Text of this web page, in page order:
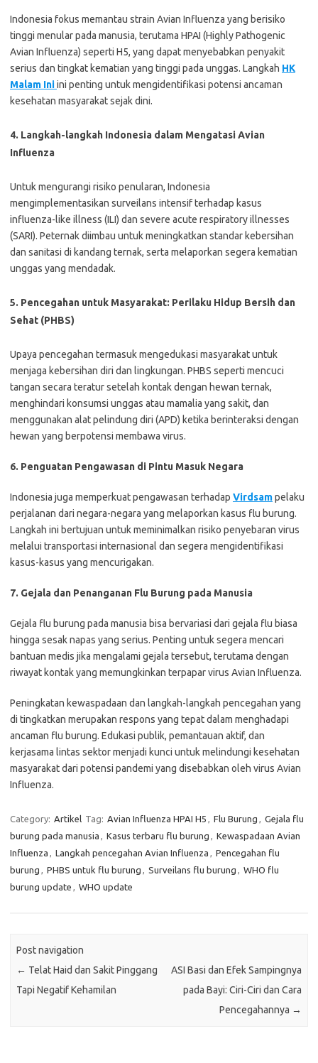
Indonesia fokus memantau strain Avian Influenza yang berisiko
tinggi menular pada manusia, terutama HPAI (Highly Pathogenic
Avian Influenza) seperti H5, yang dapat menyebabkan penyakit
serius dan tingkat kematian yang tinggi pada unggas. Langkah HK
Malam Iniini penting untuk mengidentifikasi potensi ancaman
kesehatan masyarakat sejak dini.
4. Langkah-langkah Indonesia dalam Mengatasi Avian
Influenza
Untuk mengurangi risiko penularan, Indonesia
mengimplementasikan surveilans intensif terhadap kasus
influenza-like illness (ILI) dan severe acute respiratory illnesses
(SARI). Peternak diimbau untuk meningkatkan standar kebersihan
dan sanitasi di kandang ternak, serta melaporkan segera kematian
unggas yang mendadak.
5. Pencegahan untuk Masyarakat: Perilaku Hidup Bersih dan
Sehat (PHBS)
Upaya pencegahan termasuk mengedukasi masyarakat untuk
menjaga kebersihan diri dan lingkungan. PHBS seperti mencuci
tangan secara teratur setelah kontak dengan hewan ternak,
menghindari konsumsi unggas atau mamalia yang sakit, dan
menggunakan alat pelindung diri (APD) ketika berinteraksi dengan
hewan yang berpotensi membawa virus.
6. Penguatan Pengawasan di Pintu Masuk Negara
Indonesia juga memperkuat pengawasan terhadap Virdsampelaku
perjalanan dari negara-negara yang melaporkan kasus flu burung.
Langkah ini bertujuan untuk meminimalkan risiko penyebaran virus
melalui transportasi internasional dan segera mengidentifikasi
kasus-kasus yang mencurigakan.
7. Gejala dan Penanganan Flu Burung pada Manusia
Gejala flu burung pada manusia bisa bervariasi dari gejala flu biasa
hingga sesak napas yang serius. Penting untuk segera mencari
bantuan medis jika mengalami gejala tersebut, terutama dengan
riwayat kontak yang memungkinkan terpapar virus Avian Influenza.
Peningkatan kewaspadaan dan langkah-langkah pencegahan yang
di tingkatkan merupakan respons yang tepat dalam menghadapi
ancaman flu burung. Edukasi publik, pemantauan aktif, dan
kerjasama lintas sektor menjadi kunci untuk melindungi kesehatan
masyarakat dari potensi pandemi yang disebabkan oleh virus Avian
Influenza.
Category: Artikel Tag: Avian Influenza HPAI H5 , Flu Burung , Gejala flu
burung pada manusia , Kasus terbaru flu burung , Kewaspadaan Avian
Influenza , Langkah pencegahan Avian Influenza , Pencegahan flu
burung , PHBS untuk flu burung , Surveilans flu burung , WHO flu
burung update , WHO update
Post navigation
← Telat Haid dan Sakit Pinggang
Tapi Negatif Kehamilan
ASI Basi dan Efek Sampingnya
pada Bayi: Ciri-Ciri dan Cara
Pencegahannya →